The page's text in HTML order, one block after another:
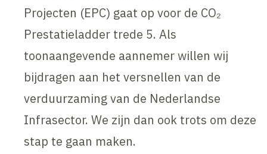
Projecten (EPC) gaat op voor de CO₂
Prestatieladder trede 5. Als
toonaangevende aannemer willen wij
bijdragen aan het versnellen van de
verduurzaming van de Nederlandse
Infrasector. We zijn dan ook trots om deze
stap te gaan maken.